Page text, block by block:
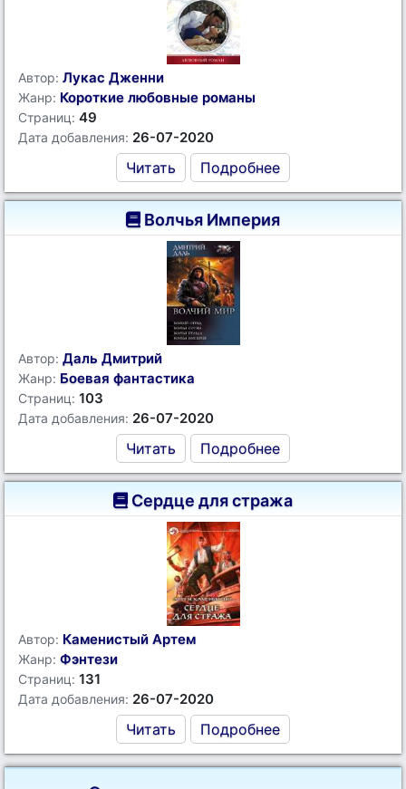
Автор: Лукас Дженни
Жанр: Короткие любовные романы
Страниц: 49
Дата добавления: 26-07-2020
Читать Подробнее
Волчья Империя
Автор: Даль Дмитрий
Жанр: Боевая фантастика
Страниц: 103
Дата добавления: 26-07-2020
Читать Подробнее
Сердце для стража
Автор: Каменистый Артем
Жанр: Фэнтези
Страниц: 131
Дата добавления: 26-07-2020
Читать Подробнее